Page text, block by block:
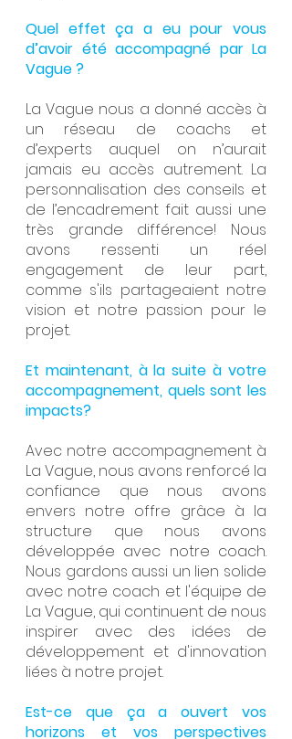
Quel effet ça a eu pour vous
d’avoir été accompagné par La
Vague ?
La Vague nous a donné accès à
un réseau de coachs et
d’experts auquel on n’aurait
jamais eu accès autrement. La
personnalisation des conseils et
de l’encadrement fait aussi une
très grande différence! Nous
avons ressenti un réel
engagement de leur part,
comme s'ils partageaient notre
vision et notre passion pour le
projet.
Et maintenant, à la suite à votre
accompagnement, quels sont les
impacts?
Avec notre accompagnement à
La Vague, nous avons renforcé la
confiance que nous avons
envers notre offre grâce à la
structure que nous avons
développée avec notre coach.
Nous gardons aussi un lien solide
avec notre coach et l'équipe de
La Vague, qui continuent de nous
inspirer avec des idées de
développement et d'innovation
liées à notre projet.
Est-ce que ça a ouvert vos
horizons et vos perspectives